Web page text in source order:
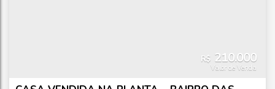
R$ 210.000
Valor de Venda